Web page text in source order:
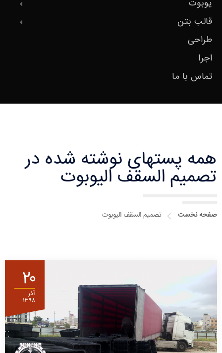
یوبوت
قالب بتن
طراحی
اجرا
تماس با ما
همه پستهای نوشته شده در
تصمیم السقف الیوبوت
صفحه نخست تصمیم السقف الیوبوت
۲۰
آذر
۱۳۹۸